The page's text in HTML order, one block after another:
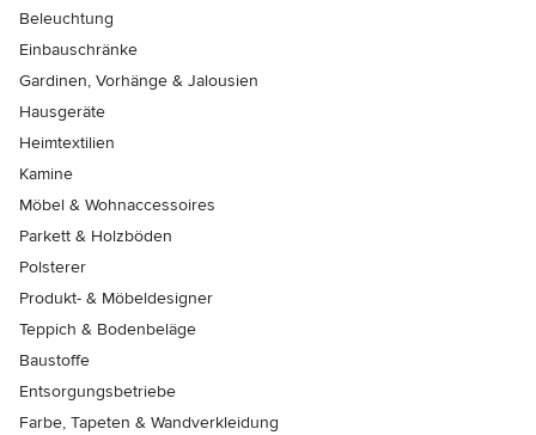
Beleuchtung
Einbauschränke
Gardinen, Vorhänge & Jalousien
Hausgeräte
Heimtextilien
Kamine
Möbel & Wohnaccessoires
Parkett & Holzböden
Polsterer
Produkt- & Möbeldesigner
Teppich & Bodenbeläge
Baustoffe
Entsorgungsbetriebe
Farbe, Tapeten & Wandverkleidung